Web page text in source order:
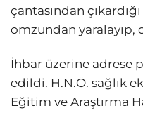
çantasından
omzundan yaralayıp,
İhbar üzerine adrese
edildi. H.N.Ö. sağlık
Eğitim ve Araştırma